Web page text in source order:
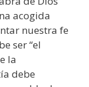
acogida
nuestra fe
ser “el
la
debe